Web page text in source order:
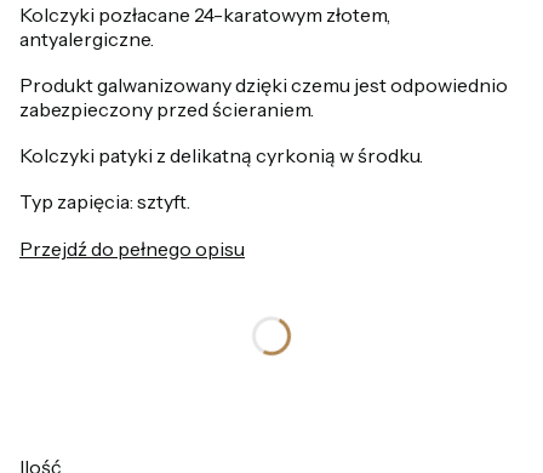
Kolczyki pozłacane 24-karatowym złotem,
antyalergiczne.
Produkt galwanizowany dzięki czemu jest odpowiednio
zabezpieczony przed ścieraniem.
Kolczyki patyki z delikatną cyrkonią w środku.
Typ zapięcia: sztyft.
Przejdź do pełnego opisu
Ilość